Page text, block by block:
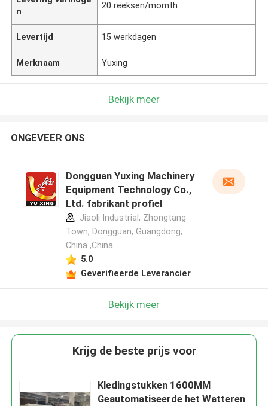
n
20 reeksen/momth
Levertijd 15 werkdagen
Merknaam Yuxing
Bekijk meer
ONGEVEER ONS
Dongguan Yuxing Machinery
Equipment Technology Co.,
Ltd. fabrikant profiel
Jiaoli Industrial, Zhongtang
Town, Dongguan, Guangdong,
China ,China
5.0
Geverifieerde Leverancier
Bekijk meer
Krijg de beste prijs voor
Kledingstukken 1600MM
Geautomatiseerde het Watteren